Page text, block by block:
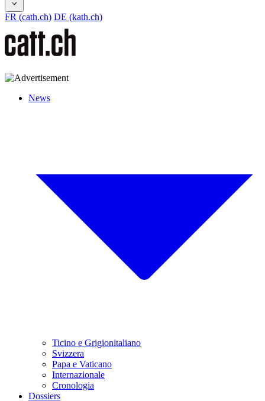
FR (cath.ch) DE (kath.ch)
News
Ticino e Grigionitaliano
Svizzera
Papa e Vaticano
Internazionale
Cronologia
Dossiers